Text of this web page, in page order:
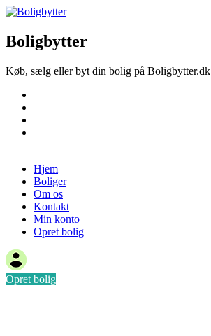
Boligbytter
Køb, sælg eller byt din bolig på Boligbytter.dk
Hjem
Boliger
Om os
Kontakt
Min konto
Opret bolig
Opret bolig